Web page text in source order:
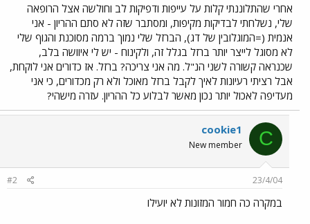
אחרי שהתלוננתי קלות על עייפות ודפיקות לב וחולשה אצל הרופאה
שלי, נשלחתי לבדיקות מקיפות, ומסתבר שזה לא סתם ההריון - אני
אנמית (=המוגלובין של דג), הברזל שלי נמוך ברמה מסוכנת והגוף שלי
לא מסוגל לייצר יותר ברזל בגלל זה, ולקינוח - יש לי איוושה בלב,
שכנראה קשורה לשני הנ"ל. מה אני צריכה? ברזל. אז כדורים אני לוקחת,
אבל רציתי רעיונות לאיך לקבל ברזל מאוכל ולא רק מכדורים, כי אני
מעדיפה לאכול יותר נכון מאשר לבלוע כל ההריון. עזרה מישהי?
C
cookie1
New member
23/4/04
#2
במקרה כה חמור המזונות לא יועילו